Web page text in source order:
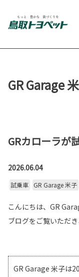
GR Garage
GRカローラが
2026.06.04
試乗車 GR Garage 米子
こんにちは、GR
ブログをご覧いただ
GR Garage 米子は